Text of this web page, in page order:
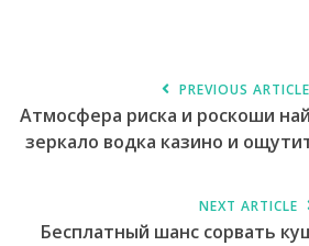
PREVIOUS ARTICLE
Атмосфера риска и роскоши
зеркало водка казино и
NEXT ARTICLE
Бесплатный шанс сорвать